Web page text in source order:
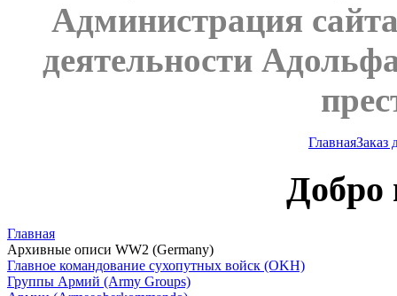
Администрация
деятельности
ГлавнаяЗаказ
Добро
Главная
Архивные описи WW2 (Germany)
Главное командование сухопутных войск (OKH)
Группы Армий (Army Groups)